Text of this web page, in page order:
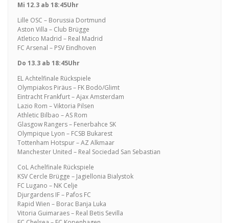
Mi 12.3 ab 18:45Uhr
Lille OSC – Borussia Dortmund
Aston Villa – Club Brügge
Atletico Madrid – Real Madrid
FC Arsenal – PSV Eindhoven
Do 13.3 ab 18:45Uhr
EL Achtelfinale Rückspiele
Olympiakos Piräus – FK Bodö/Glimt
Eintracht Frankfurt – Ajax Amsterdam
Lazio Rom – Viktoria Pilsen
Athletic Bilbao – AS Rom
Glasgow Rangers – Fenerbahce SK
Olympique Lyon – FCSB Bukarest
Tottenham Hotspur – AZ Alkmaar
Manchester United – Real Sociedad San Sebastian
CoL Achelfinale Rückspiele
KSV Cercle Brügge – Jagiellonia Bialystok
FC Lugano – NK Celje
Djurgardens IF – Pafos FC
Rapid Wien – Borac Banja Luka
Vitoria Guimaraes – Real Betis Sevilla